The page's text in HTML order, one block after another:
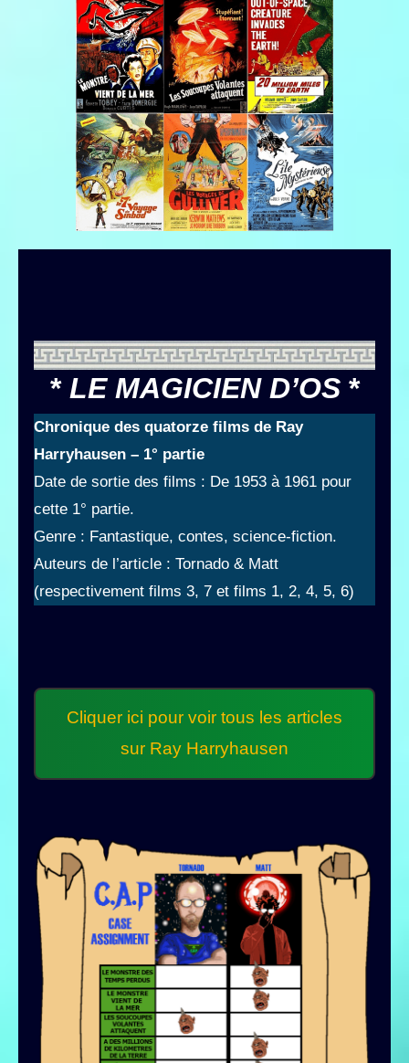
* LE MAGICIEN D’OS*
Chronique des quatorze films de Ray
Harryhausen – 1° partie
Date de sortie des films : De 1953 à 1961 pour
cette 1° partie.
Genre : Fantastique, contes, science-fiction.
Auteurs de l’article : Tornado & Matt
(respectivement films 3, 7 et films 1, 2, 4, 5, 6)
Cliquer ici pour voir tous les articles
sur Ray Harryhausen